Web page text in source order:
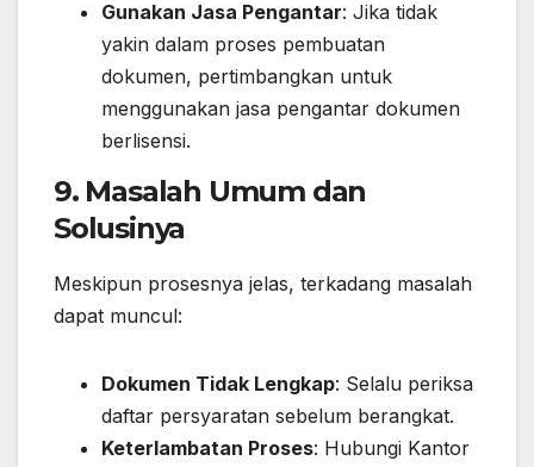
Gunakan Jasa Pengantar: Jika tidak
yakin dalam proses pembuatan
dokumen, pertimbangkan untuk
menggunakan jasa pengantar dokumen
berlisensi.
9. Masalah Umum dan
Solusinya
Meskipun prosesnya jelas, terkadang masalah
dapat muncul:
Dokumen Tidak Lengkap: Selalu periksa
daftar persyaratan sebelum berangkat.
Keterlambatan Proses: Hubungi Kantor